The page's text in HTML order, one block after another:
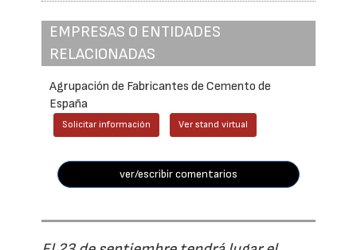
EMPRESAS O ENTIDADES
RELACIONADAS
Agrupación de Fabricantes de Cemento de
España
Solicitar información Ver stand virtual
ver/escribir comentarios